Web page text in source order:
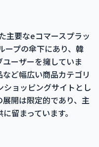
主要なeコマースプラッ
ープの傘下にあり、韓
ーザーを擁していま
ど幅広い商品カテゴリ
ョッピングサイトとし
開は限定的であり、主
留まっています。